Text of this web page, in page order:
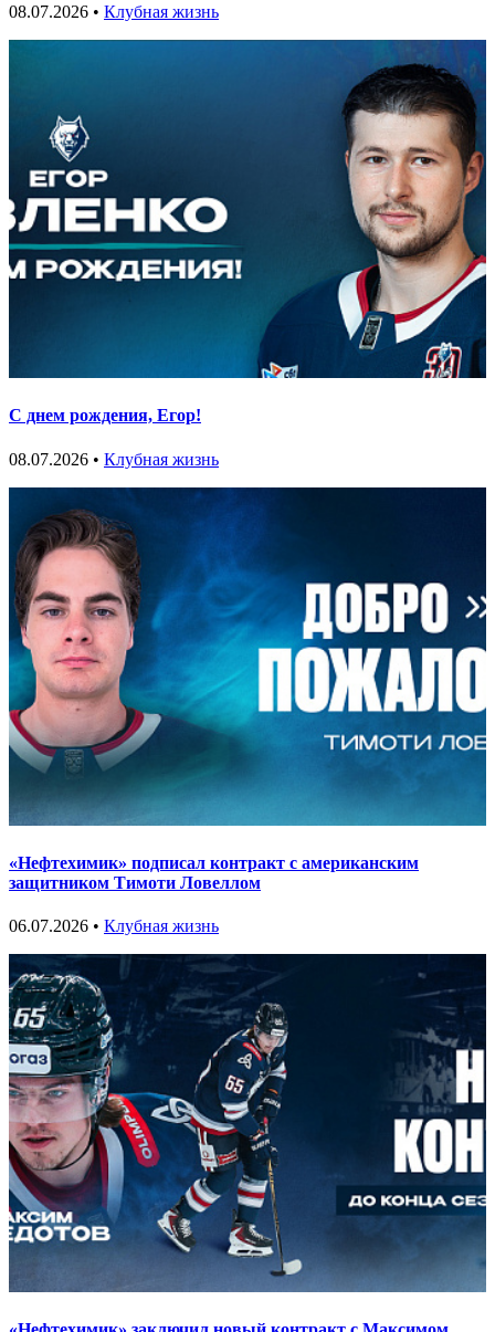
08.07.2026 • Клубная жизнь
С днем рождения, Егор!
08.07.2026 • Клубная жизнь
«Нефтехимик» подписал контракт с американским
защитником Тимоти Ловеллом
06.07.2026 • Клубная жизнь